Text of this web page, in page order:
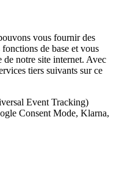
vous fournir des
de base et vous
de notre site internet. Avec
tiers suivants sur ce
Event Tracking)
Consent Mode, Klarna,